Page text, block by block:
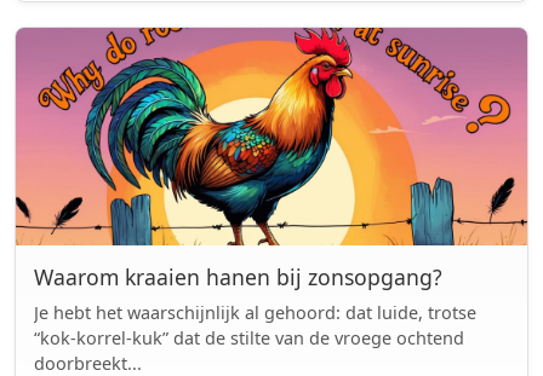
Waarom kraaien hanen bij zonsopgang?
Je hebt het waarschijnlijk al gehoord: dat luide, trotse
“kok-korrel-kuk” dat de stilte van de vroege ochtend
doorbreekt...